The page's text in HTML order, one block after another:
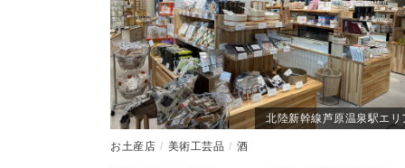
北陸新幹線芦原温泉駅エリ
お土産店 美術工芸品 酒